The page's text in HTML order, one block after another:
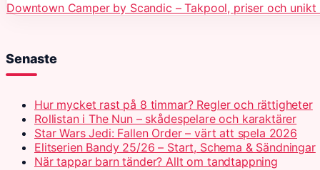
Downtown Camper by Scandic – Takpool, priser och unikt
Senaste
Hur mycket rast på 8 timmar? Regler och rättigheter
Rollistan i The Nun – skådespelare och karaktärer
Star Wars Jedi: Fallen Order – värt att spela 2026
Elitserien Bandy 25/26 – Start, Schema & Sändningar
När tappar barn tänder? Allt om tandtappning